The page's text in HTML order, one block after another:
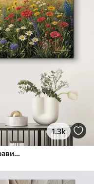
1.3k
Пишна сільська місцевість із яскравим лугом диких квітів, наповненим різнокольоровими квітами під хмарним небом